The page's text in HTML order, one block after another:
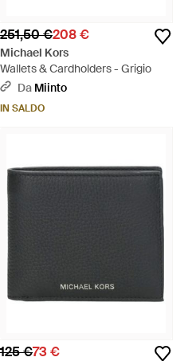
251,50 €208 €
Michael Kors
Wallets & Cardholders - Grigio
Da Miinto
IN SALDO
125 €73 €